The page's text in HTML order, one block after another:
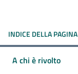
INDICE DELLA PAGINA
A chi è rivolto